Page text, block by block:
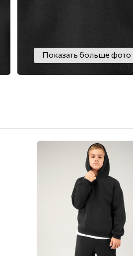
Показать больше фото